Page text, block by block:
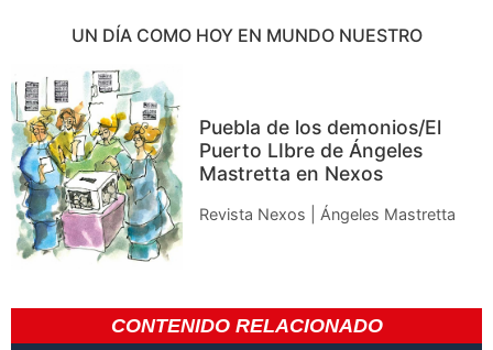
UN DÍA COMO HOY EN MUNDO NUESTRO
Puebla de los demonios/El
Puerto LIbre de Ángeles
Mastretta en Nexos
Revista Nexos | Ángeles Mastretta
CONTENIDO RELACIONADO